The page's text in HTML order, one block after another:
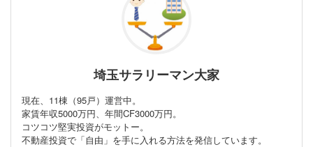
埼玉サラリーマン大家
現在、11棟（95戸）運営中。
家賃年収5000万円、年間CF3000万円。
コツコツ堅実投資がモットー。
不動産投資で「自由」を手に入れる方法を発信しています。